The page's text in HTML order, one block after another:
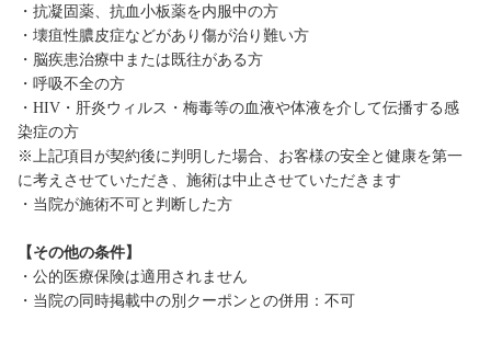
・抗凝固薬、抗血小板薬を内服中の方
・壊疽性膿皮症などがあり傷が治り難い方
・脳疾患治療中または既往がある方
・呼吸不全の方
・HIV・肝炎ウィルス・梅毒等の血液や体液を介して伝播する感
染症の方
※上記項目が契約後に判明した場合、お客様の安全と健康を第一
に考えさせていただき、施術は中止させていただきます
・当院が施術不可と判断した方
【その他の条件】
・公的医療保険は適用されません
・当院の同時掲載中の別クーポンとの併用：不可